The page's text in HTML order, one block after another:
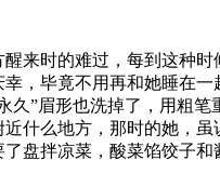
来时的难过，每到这种
，毕竟不用再和她睡在
”眉形也洗掉了，用粗
什么地方，那时的她，
盘拌凉菜，酸菜馅饺子